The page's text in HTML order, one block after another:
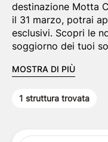
destinazione Motta
il 31 marzo, potrai
esclusivi. Scopri le
soggiorno dei tuoi
MOSTRA DI PIÙ
1 struttura trovata